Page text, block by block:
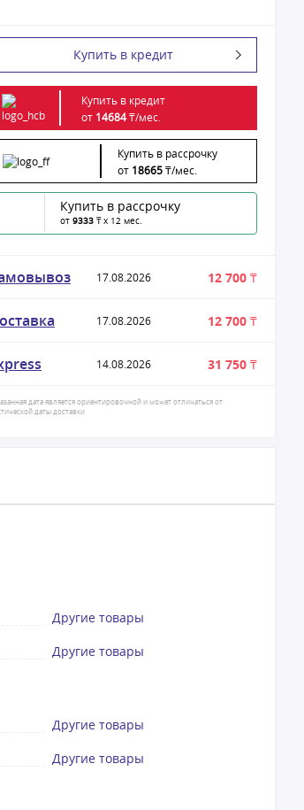
Купить в кредит
Купить в кредит
от 14684₸/мес.
Купить в рассрочку
от 18665₸/мес.
Купить в рассрочку
от 9333 ₸ x 12 мес.
17.08.2026 12 700 ₸
17.08.2026 12 700 ₸
14.08.2026 31 750 ₸
дата является ориентировочной и может отличаться от
даты доставки
Другие товары
Другие товары
Другие товары
Другие товары